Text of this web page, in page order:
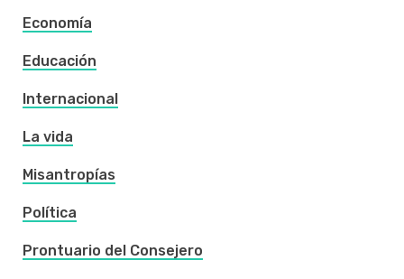
Economía
Educación
Internacional
La vida
Misantropías
Política
Prontuario del Consejero